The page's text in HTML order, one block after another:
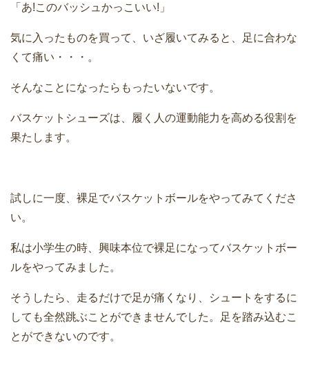
「あ!このバッシュかっこいい!」
気に入ったものを買って、いざ履いてみると、足に合わな
くて痛い・・・。
そんなことになったらもったいないです。
バスケットシューズは、履く人の運動能力を高める役割を
果たします。
試しに一度、裸足でバスケットボールをやってみてくださ
い。
私は小学生の時、興味本位で裸足になってバスケットボー
ルをやってみました。
そうしたら、走るだけで足が痛くなり、シュートをするに
しても全然跳ぶことができませんでした。足を踏み込むこ
とができないのです。